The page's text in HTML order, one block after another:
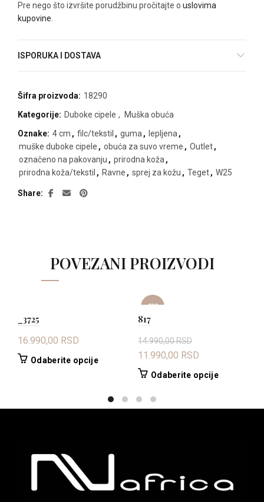
Pre nego što izvršite porudžbinu pročitajte o uslovima
kupovine.
ISPORUKA I DOSTAVA
Šifra proizvoda: 18290
Kategorije: Duboke cipele ,
Muška obuća
Oznake: 4 cm , filc/tekstil , guma, lepljena,
muške duboke cipele , obuća za suvo vreme , Outlet,
označeno na pakovanju , prirodna koža,
prirodna koža/tekstil , Ravne , sprej za kožu , Teget, W25
Share
POVEZANI PROIZVODI
_3725
16.990,00 RSD
Odaberite opcijeOvaj
više
varijanti.
stranici
-20%
817
14.990,00RSD
Originalna
cena
bila:
11.990,00 RSD
cena
Odaberite opcijeOvaj
izabrane
na